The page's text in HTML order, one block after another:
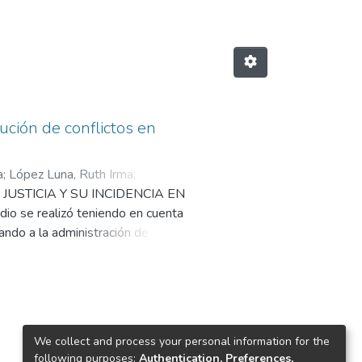
de conflictos en
; López Luna, Ruth Irma;
Y SU INCIDENCIA EN
se realizó teniendo en cuenta
a la administración de
tiene un impacto significativo
es menor que 0.05 y así se
hipótesis nula.
We collect and process your personal information for the
following purposes: Authentication, Preferences,